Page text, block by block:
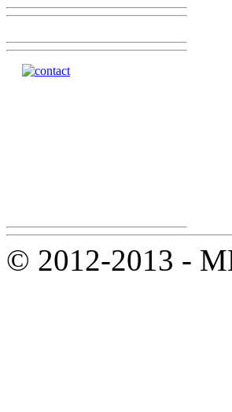
© 2012-2013 -